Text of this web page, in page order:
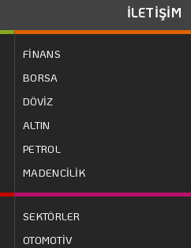
İLETİŞİM
FİNANS
BORSA
DÖVİZ
ALTIN
PETROL
MADENCİLİK
SEKTÖRLER
OTOMOTİV